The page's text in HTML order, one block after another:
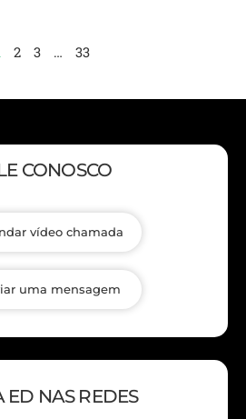
2 3 … 33
CONOSCO
vídeo chamada
uma mensagem
ED NAS REDES